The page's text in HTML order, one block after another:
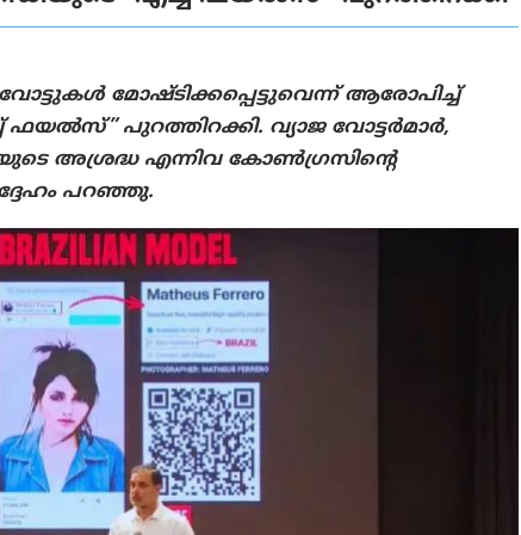
മോഷ്ടിക്കപ്പെട്ടുവെന്ന് ആരോപിച്ച്
പുറത്തിറക്കി. വ്യാജ വോട്ടർമാർ,
അശ്രദ്ധ എന്നിവ കോൺഗ്രസിന്റെ
പറഞ്ഞു.